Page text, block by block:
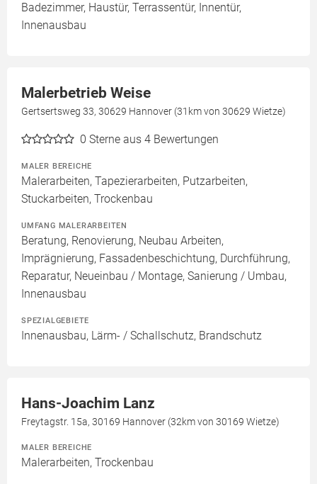
Badezimmer, Haustür, Terrassentür, Innentür,
Innenausbau
Malerbetrieb Weise
Gertsertsweg 33, 30629 Hannover (31km von 30629 Wietze)
0 Sterne aus 4 Bewertungen
MALER BEREICHE
Malerarbeiten, Tapezierarbeiten, Putzarbeiten,
Stuckarbeiten, Trockenbau
UMFANG MALERARBEITEN
Beratung, Renovierung, Neubau Arbeiten,
Imprägnierung, Fassadenbeschichtung, Durchführung,
Reparatur, Neueinbau / Montage, Sanierung / Umbau,
Innenausbau
SPEZIALGEBIETE
Innenausbau, Lärm- / Schallschutz, Brandschutz
Hans-Joachim Lanz
Freytagstr. 15a, 30169 Hannover (32km von 30169 Wietze)
MALER BEREICHE
Malerarbeiten, Trockenbau